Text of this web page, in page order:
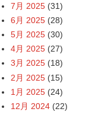
7月 2025 (31)
6月 2025 (28)
5月 2025 (30)
4月 2025 (27)
3月 2025 (18)
2月 2025 (15)
1月 2025 (24)
12月 2024 (22)